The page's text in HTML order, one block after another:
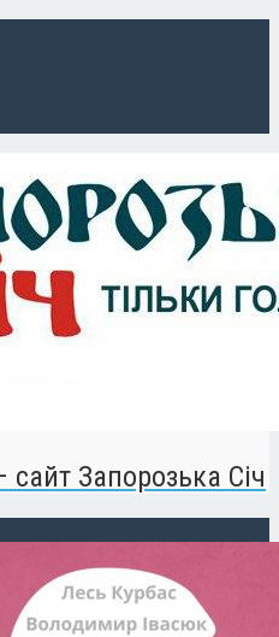
Запорозька Січ